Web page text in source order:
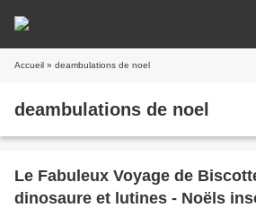
Accueil » deambulations de noel
deambulations de noel
Le Fabuleux Voyage de
dinosaure et lutines - Noëls